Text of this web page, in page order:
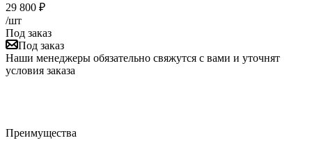
29 800 ₽
/шт
Под заказ
Под заказ
Наши менеджеры обязательно свяжутся с вами и уточнят
условия заказа
Преимущества